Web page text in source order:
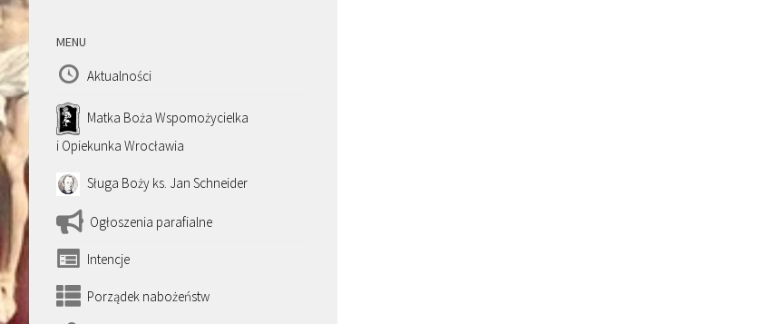
MENU
Aktualności
Matka Boża Wspomożycielka
i Opiekunka Wrocławia
Sługa Boży ks. Jan Schneider
Ogłoszenia parafialne
Intencje
Porządek nabożeństw